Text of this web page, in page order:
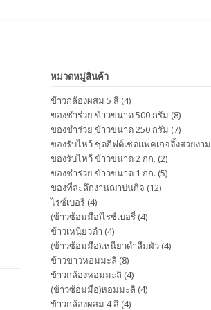
หมวดหมู่สินค้า
ข้าวกล้องผสม 5 สี (4)
ของชำร่วย ข้าวขนาด 500 กรัม (8)
ของชำร่วย ข้าวขนาด 250 กรัม (7)
ของรับไหว้ ชุดกิฟต์เชตแพคเกจจิ้งสวยงาม
ของรับไหว้ ข้าวขนาด 2 กก. (2)
ของชำร่วย ข้าวขนาด 1 กก. (5)
ของที่ละลึกงานฌาปนกิจ (12)
ไรซ์เบอรี่ (4)
(ข้าวซ้อมมือ)ไรซ์เบอรี่ (4)
ข้าวเหนียวดำ (4)
(ข้าวซ้อมมือ)เหนียวดำลืมผัว (4)
ข้าวขาวหอมมะลิ (8)
ข้าวกล้องหอมมะลิ (4)
(ข้าวซ้อมมือ)หอมมะลิ (4)
ข้าวกล้องผสม 4 สี (4)